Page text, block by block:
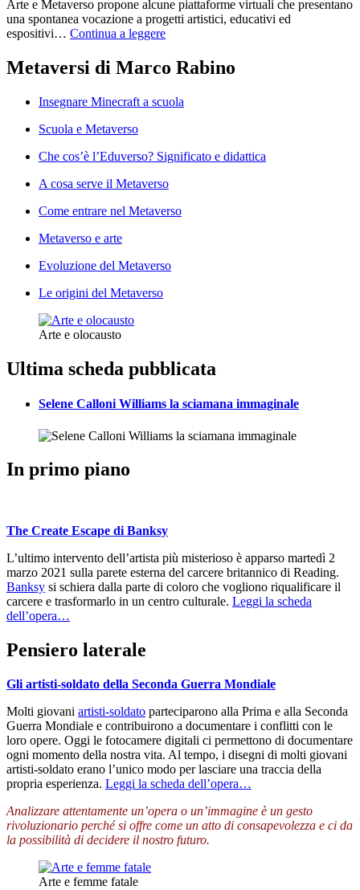
Arte e Metaverso propone alcune piattaforme virtuali che presentano
una spontanea vocazione a progetti artistici, educativi ed
espositivi… Continua a leggere
Metaversi di Marco Rabino
Insegnare Minecraft a scuola
Scuola e Metaverso
Che cos’è l’Eduverso? Significato e didattica
A cosa serve il Metaverso
Come entrare nel Metaverso
Metaverso e arte
Evoluzione del Metaverso
Le origini del Metaverso
Arte e olocausto
Ultima scheda pubblicata
Selene Calloni Williams la sciamana immaginale
In primo piano
The Create Escape di Banksy
L’ultimo intervento dell’artista più misterioso è apparso martedì 2
marzo 2021 sulla parete esterna del carcere britannico di Reading.
Banksy si schiera dalla parte di coloro che vogliono riqualificare il
carcere e trasformarlo in un centro culturale. Leggi la scheda
dell’opera…
Pensiero laterale
Gli artisti-soldato della Seconda Guerra Mondiale
Molti giovani artisti-soldato parteciparono alla Prima e alla Seconda
Guerra Mondiale e contribuirono a documentare i conflitti con le
loro opere. Oggi le fotocamere digitali ci permettono di documentare
ogni momento della nostra vita. Al tempo, i disegni di molti giovani
artisti-soldato erano l’unico modo per lasciare una traccia della
propria esperienza. Leggi la scheda dell’opera…
Analizzare attentamente un’opera o un’immagine è un gesto
rivoluzionario perché si offre come un atto di consapevolezza e ci da
la possibilità di decidere il nostro futuro.
Arte e femme fatale